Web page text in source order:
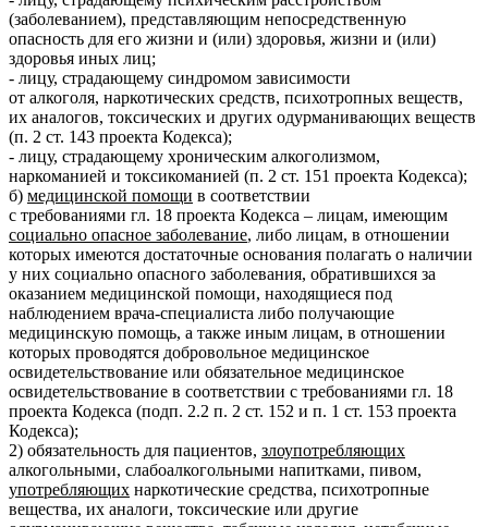
(заболеванием), представляющим непосредственную
опасность для его жизни и (или) здоровья, жизни и (или)
здоровья иных лиц;
- лицу, страдающему синдромом зависимости
от алкоголя, наркотических средств, психотропных веществ,
их аналогов, токсических и других одурманивающих веществ
(п. 2 ст. 143 проекта Кодекса);
- лицу, страдающему хроническим алкоголизмом,
наркоманией и токсикоманией (п. 2 ст. 151 проекта Кодекса);
б) медицинской помощи в соответствии
с требованиями гл. 18 проекта Кодекса – лицам, имеющим
социально опасное заболевание, либо лицам, в отношении
которых имеются достаточные основания полагать о наличии
у них социально опасного заболевания, обратившихся за
оказанием медицинской помощи, находящиеся под
наблюдением врача-специалиста либо получающие
медицинскую помощь, а также иным лицам, в отношении
которых проводятся добровольное медицинское
освидетельствование или обязательное медицинское
освидетельствование в соответствии с требованиями гл. 18
проекта Кодекса (подп. 2.2 п. 2 ст. 152 и п. 1 ст. 153 проекта
Кодекса);
2) обязательность для пациентов, злоупотребляющих
алкогольными, слабоалкогольными напитками, пивом,
употребляющих наркотические средства, психотропные
вещества, их аналоги, токсические или другие